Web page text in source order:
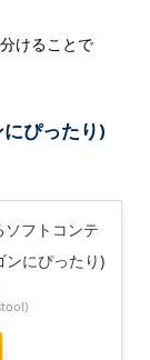
けることで
ぴったり)
フトコンテ
ンにぴったり)